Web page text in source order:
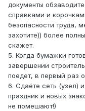
документы
справками и
безопасности труда,
захотите)) более
скажет.
5. Когда бумажки
завершении
поедет, в первый раз
6. Сдаёте сеть (узел)
праздник и новых
не помешают!)